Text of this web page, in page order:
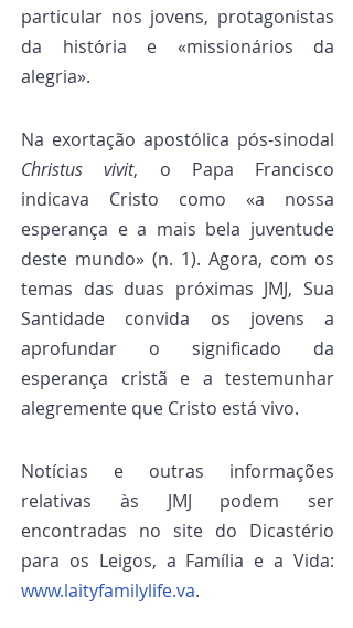
particular nos jovens, protagonistas
da história e «missionários da
alegria».
Christus vivit, o Papa Francisco
indicava Cristo como «a nossa
esperança e a mais bela juventude
deste mundo» (n. 1). Agora, com os
temas das duas próximas JMJ, Sua
Santidade convida os jovens a
aprofundar o significado da
esperança cristã e a testemunhar
alegremente que Cristo está vivo.
Notícias e outras informações
relativas às JMJ podem ser
encontradas no site do Dicastério
www.laityfamilylife.va.